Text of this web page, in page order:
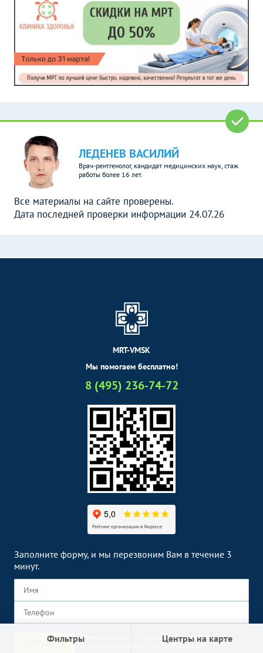
Фильтры Центры на карте
ЛЕДЕНЕВ ВАСИЛИЙ
Врач-рентгенолог, кандидат медицинских наук, стаж
работы более 16 лет.
Все материалы на сайте проверены.
Дата последней проверки информации 24.07.26
MRT-VMSK
Мы помогаем бесплатно!
8 (495) 236-74-72
Заполните форму, и мы перезвоним Вам в течение 3
минут.
ОТПРАВИТЬ
Нажимая кнопку "Отправить" или обращаясь по
указанным телефонам, вы подтверждаете